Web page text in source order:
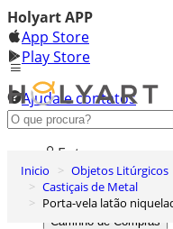
Holyart APP
App Store
Play Store
Ajuda e contatos
Conheça premium
Entrar
Lista de Desejos
0
Carrinho de Compras
Inicio Objetos Litúrgicos
Castiçais de Metal
Porta-vela latão